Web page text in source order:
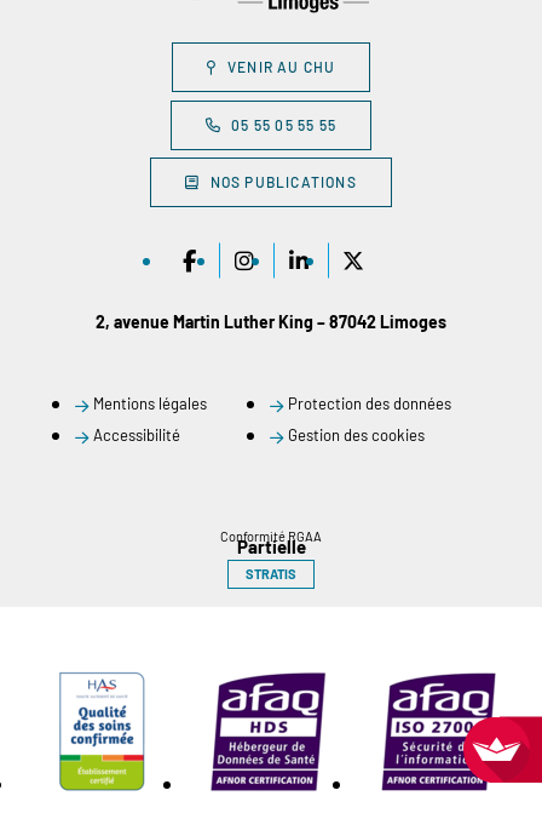
VENIR AU CHU
05 55 05 55 55
NOS PUBLICATIONS
2, avenue Martin Luther King – 87042 Limoges
Mentions légales
Protection des données
Accessibilité
Gestion des cookies
Conformité RGAA
Partielle
STRATIS